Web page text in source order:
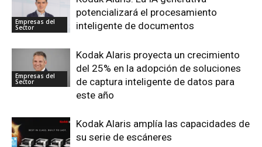
Empresas del
Sector
potencializará el procesamiento
inteligente de documentos
Empresas del
Sector
Kodak Alaris proyecta un crecimiento
del 25% en la adopción de soluciones
de captura inteligente de datos para
este año
Kodak Alaris amplía las capacidades de
su serie de escáneres